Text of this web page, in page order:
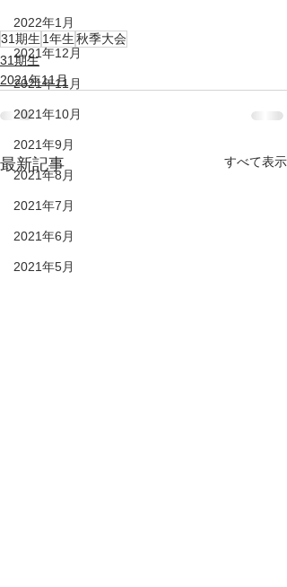
2022年1月
2021年12月
2021年11月
2021年10月
2021年9月
2021年8月
2021年7月
2021年6月
2021年5月
31期生 1年生秋季大会
31期生
2021年11月
最新記事 すべて表示